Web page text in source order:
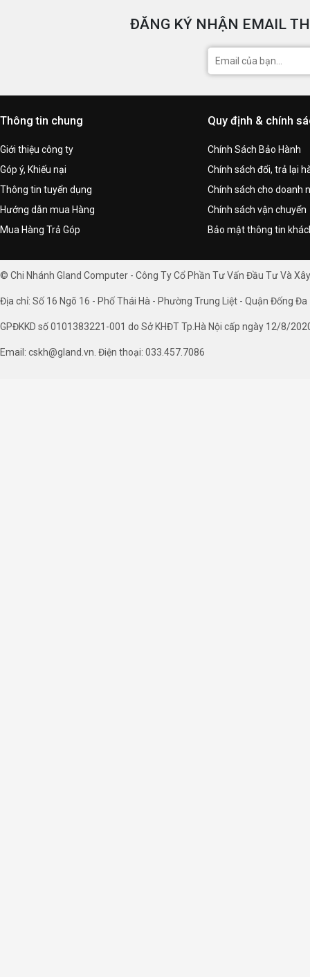
ĐĂNG KÝ NHẬN EMAIL
Thông tin chung
Giới thiệu công ty
Góp ý, Khiếu nại
Thông tin tuyển dụng
Hướng dẫn mua Hàng
Mua Hàng Trả Góp
Quy định & chính
Chính Sách Bảo Hành
Chính sách đổi, trả lại
Chính sách cho doanh
Chính sách vận chuyển
Bảo mật thông tin
© Chi Nhánh Gland Computer - Công Ty Cổ Phần Tư Vấn Đầu Tư Và
Địa chỉ: Số 16 Ngõ 16 - Phố Thái Hà - Phường Trung Liệt - Quận Đống Đa
GPĐKKD số 0101383221-001 do Sở KHĐT Tp.Hà Nội cấp ngày 12/8/
Email: cskh@gland.vn. Điện thoại: 033.457.7086